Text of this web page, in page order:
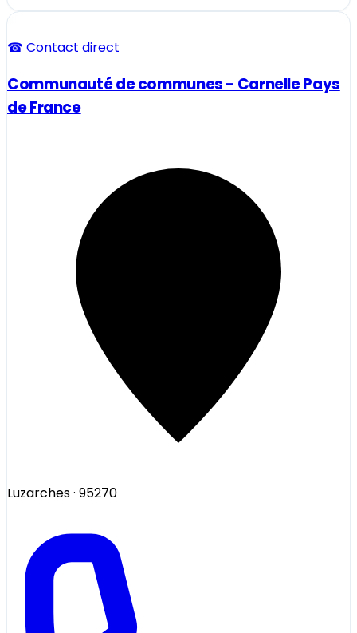
☎ Contact direct
Communauté de communes - Carnelle Pays
de France
Luzarches· 95270